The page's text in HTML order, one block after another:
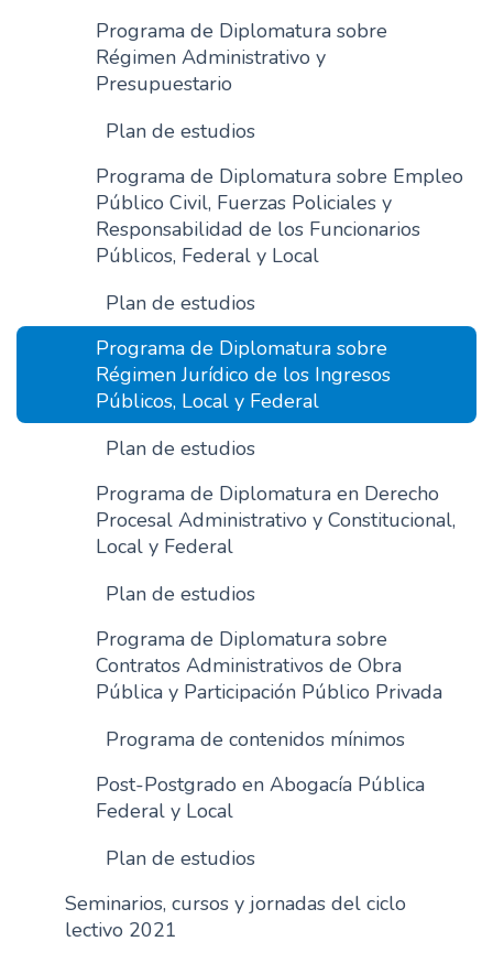
Programa de Diplomatura sobre
Régimen Administrativo y
Presupuestario
Plan de estudios
Programa de Diplomatura sobre Empleo
Público Civil, Fuerzas Policiales y
Responsabilidad de los Funcionarios
Públicos, Federal y Local
Plan de estudios
Programa de Diplomatura sobre
Régimen Jurídico de los Ingresos
Públicos, Local y Federal
Plan de estudios
Programa de Diplomatura en Derecho
Procesal Administrativo y Constitucional,
Local y Federal
Plan de estudios
Programa de Diplomatura sobre
Contratos Administrativos de Obra
Pública y Participación Público Privada
Programa de contenidos mínimos
Post-Postgrado en Abogacía Pública
Federal y Local
Plan de estudios
Seminarios, cursos y jornadas del ciclo
lectivo 2021